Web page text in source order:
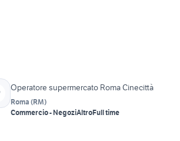
Operatore supermercato Roma Cinecittà
Roma (RM)
Commercio - NegoziAltroFull time